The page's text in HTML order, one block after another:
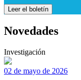
Leer el boletín
Novedades
Investigación
02 de mayo de 2026